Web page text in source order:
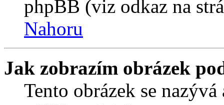
phpBB (viz odkaz na
Nahoru
Jak zobrazím obrázek
Tento obrázek se